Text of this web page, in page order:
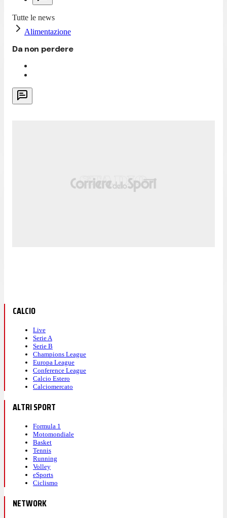
Tutte le news
Alimentazione
Da non perdere
CALCIO
Live
Serie A
Serie B
Champions League
Europa League
Conference League
Calcio Estero
Calciomercato
ALTRI SPORT
Formula 1
Motomondiale
Basket
Tennis
Running
Volley
eSports
Ciclismo
NETWORK